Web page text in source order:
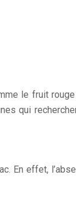
le fruit
qui
En effet,